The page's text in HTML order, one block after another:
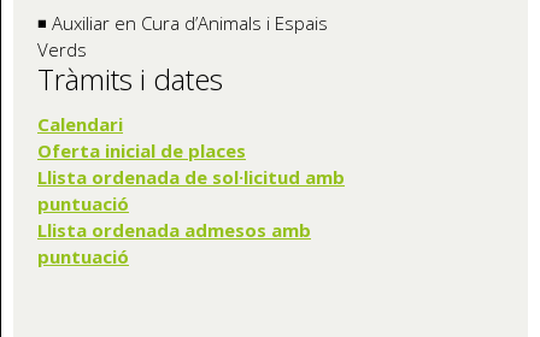
◾ Auxiliar en Cura d’Animals i Espais
Verds
Tràmits i dates
Calendari
Oferta inicial de places
Llista ordenada de sol·licitud amb
puntuació
Llista ordenada admesos amb
puntuació